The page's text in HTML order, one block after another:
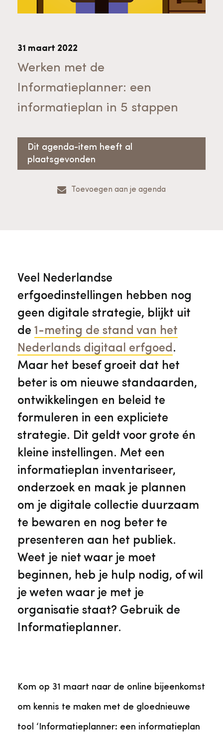
Ergoedvrijwilligersprijs
Contact
Advies en ondersteuning voor
vrijwilligers
Advies en ondersteuning voor
Collectiebeheer
Geschiedenis van Zuid-Holland
Ervenconsulent
Bekijk alle diensten
Aanvraagformulier
Tarieven en algemene voorwaarden
Over de Monumentenwacht
Voorpagina Monumentenwacht
Onze medewerkers
Raad van Toezicht
Tarieven
Algemene voorwaarden
Bekijk meer over ons
Werken met de
Informatieplanner: een
informatieplan in 5 stappen
31 maart 2022
Dit agenda-item heeft al
plaatsgevonden
Toevoegen aan je agenda
Veel Nederlandse
erfgoedinstellingen hebben nog
geen digitale strategie, blijkt uit
de 1-meting de stand van het
Nederlands digitaal erfgoed.
Maar het besef groeit dat het
beter is om nieuwe standaarden,
ontwikkelingen en beleid te
formuleren in een expliciete
strategie. Dit geldt voor grote én
kleine instellingen. Met een
informatieplan inventariseer,
onderzoek en maak je plannen
om je digitale collectie duurzaam
te bewaren en nog beter te
presenteren aan het publiek.
Weet je niet waar je moet
beginnen, heb je hulp nodig, of wil
je weten waar je met je
organisatie staat? Gebruik de
Informatieplanner.
Kom op 31 maart naar de online bijeenkomst
om kennis te maken met de gloednieuwe
tool ‘Informatieplanner: een informatieplan